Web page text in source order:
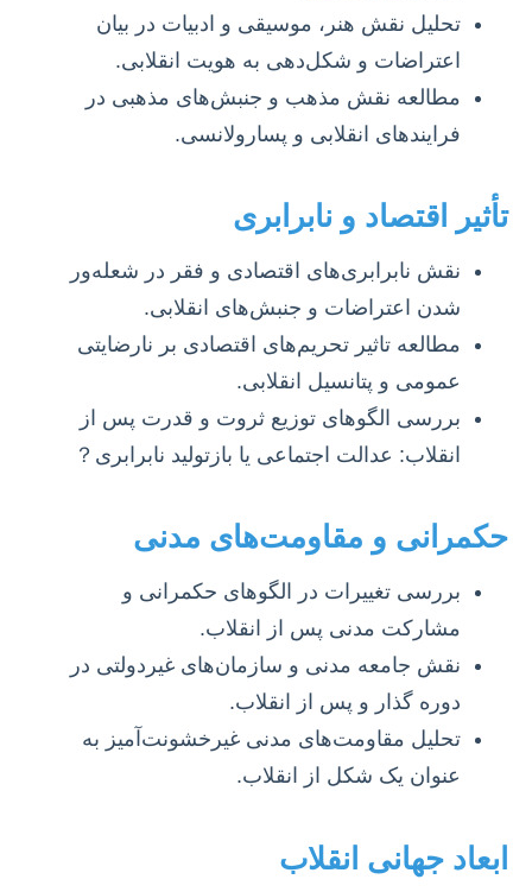
تحلیل نقش هنر، موسیقی و ادبیات در بیان
اعتراضات و شکل‌دهی به هویت انقلابی.
مطالعه نقش مذهب و جنبش‌های مذهبی در
فرایندهای انقلابی و پسارولانسی.
تأثیر اقتصاد و نابرابری
نقش نابرابری‌های اقتصادی و فقر در شعله‌ور
شدن اعتراضات و جنبش‌های انقلابی.
مطالعه تاثیر تحریم‌های اقتصادی بر نارضایتی
عمومی و پتانسیل انقلابی.
بررسی الگوهای توزیع ثروت و قدرت پس از
انقلاب: عدالت اجتماعی یا بازتولید نابرابری？
حکمرانی و مقاومت‌های مدنی
بررسی تغییرات در الگوهای حکمرانی و
مشارکت مدنی پس از انقلاب.
نقش جامعه مدنی و سازمان‌های غیردولتی در
دوره گذار و پس از انقلاب.
تحلیل مقاومت‌های مدنی غیرخشونت‌آمیز به
عنوان یک شکل از انقلاب.
ابعاد جهانی انقلاب